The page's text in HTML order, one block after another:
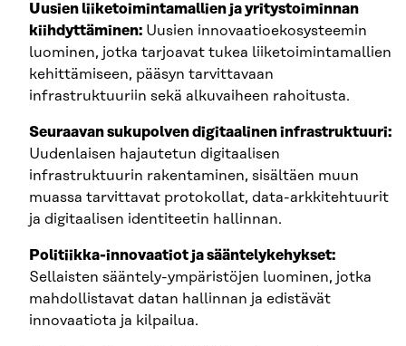
Uusien liiketoimintamallien ja yritystoiminnan
kiihdyttäminen: Uusien innovaatioekosysteemin
luominen, jotka tarjoavat tukea liiketoimintamallien
kehittämiseen, pääsyn tarvittavaan
infrastruktuuriin sekä alkuvaiheen rahoitusta.
Seuraavan sukupolven digitaalinen infrastruktuuri:
Uudenlaisen hajautetun digitaalisen
infrastruktuurin rakentaminen, sisältäen muun
muassa tarvittavat protokollat, data-arkkitehtuurit
ja digitaalisen identiteetin hallinnan.
Politiikka-innovaatiot ja sääntelykehykset:
Sellaisten sääntely-ympäristöjen luominen, jotka
mahdollistavat datan hallinnan ja edistävät
innovaatiota ja kilpailua.